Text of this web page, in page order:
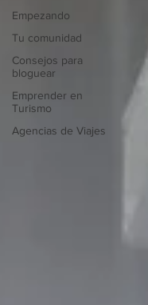
Empezando
Tu comunidad
Consejos para
bloguear
Emprender en
Turismo
Agencias de Viajes